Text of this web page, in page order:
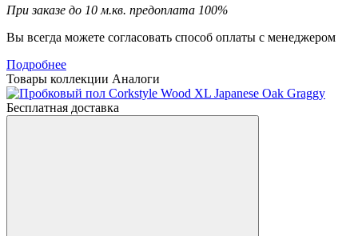
При заказе до 10 м.кв. предоплата 100%
Вы всегда можете согласовать способ оплаты с менеджером
Подробнее
Товары коллекции Аналоги
Бесплатная доставка